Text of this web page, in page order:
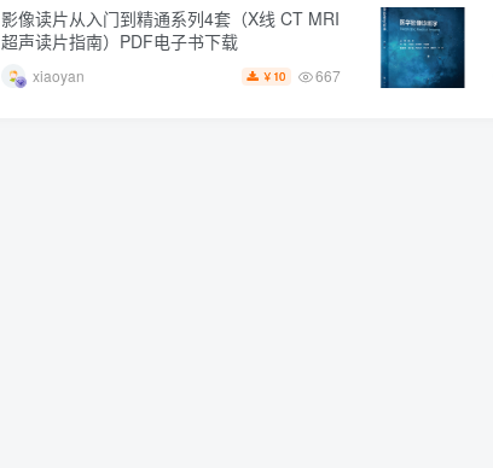
影像读片从入门到精通系列4套（X线 CT MRI
超声读片指南）PDF电子书下载
xiaoyan ￥ 10 667